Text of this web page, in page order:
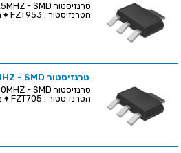
הטרנזיסטור : FZT953 ♦ מבנה הטרנזיס...
טרנזיסטור PNP - 120V 2A - 160MHZ - SMD
הטרנזיסטור : FZT705 ♦ מבנה הטרנזיס...